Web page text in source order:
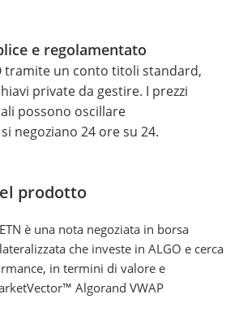
e regolamentato
tramite un conto titoli standard,
private da gestire. I prezzi
possono oscillare
negoziano 24 ore su 24.
prodotto
è una nota negoziata in borsa
che investe in ALGO e cerca
in termini di valore e
Algorand VWAP